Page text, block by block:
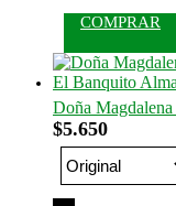
COMPRAR
Doña
$5.650